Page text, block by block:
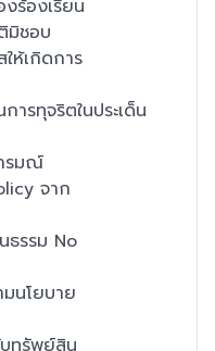
ร้องเรียน
มิชอบ
ห้เกิดการ
ารทุจริตในประเด็น
รมณ์
จาก
ธรรม No
นโยบาย